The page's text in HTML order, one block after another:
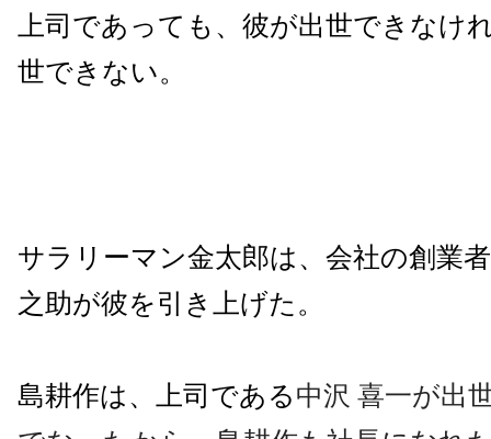
上司であっても、彼が出世できなけ
世できない。
サラリーマン金太郎は、会社の創業
之助が彼を引き上げた。
島耕作は、上司である中沢 喜一が出